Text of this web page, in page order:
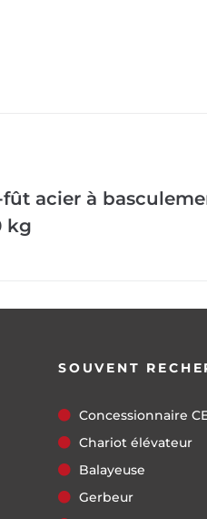
acier à
kg
SOUVENT
Concessionnaire
Chariot élévateur
Balayeuse
Gerbeur